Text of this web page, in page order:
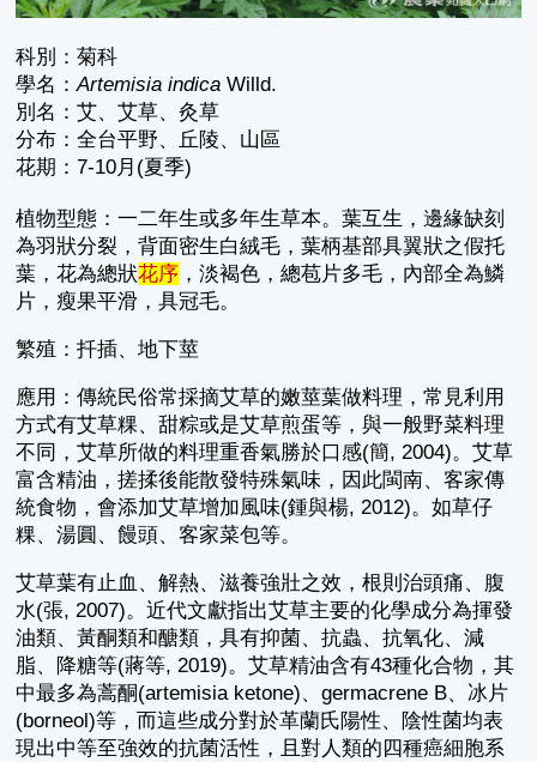
科別：菊科
學名：Artemisia indicaWilld.
別名：艾、艾草、灸草
分布：全台平野、丘陵、山區
花期：7-10月(夏季)
植物型態：一二年生或多年生草本。葉互生，邊緣缺刻
為羽狀分裂，背面密生白絨毛，葉柄基部具翼狀之假托
葉，花為總狀花序 ，淡褐色，總苞片多毛，內部全為鱗
片，瘦果平滑，具冠毛。
繁殖：扦插、地下莖
應用：傳統民俗常採摘艾草的嫩莖葉做料理，常見利用
方式有艾草粿、甜粽或是艾草煎蛋等，與一般野菜料理
不同，艾草所做的料理重香氣勝於口感(簡, 2004)。艾草
富含精油，搓揉後能散發特殊氣味，因此閩南、客家傳
統食物，會添加艾草增加風味(鍾與楊, 2012)。如草仔
粿、湯圓、饅頭、客家菜包等。
艾草葉有止血、解熱、滋養強壯之效，根則治頭痛、腹
水(張, 2007)。近代文獻指出艾草主要的化學成分為揮發
油類、黃酮類和醣類，具有抑菌、抗蟲、抗氧化、減
脂、降糖等(蔣等, 2019)。艾草精油含有43種化合物，其
中最多為蒿酮(artemisia ketone)、germacrene B、冰片
(borneol)等，而這些成分對於革蘭氏陽性、陰性菌均表
現出中等至強效的抗菌活性，且對人類的四種癌細胞系